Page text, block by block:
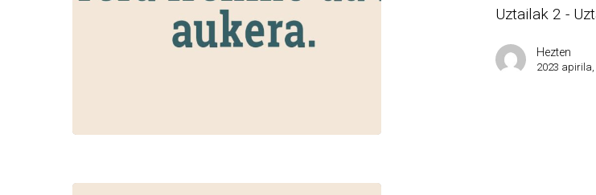
Uztailak 2 -
Hezten
2023 apirila,